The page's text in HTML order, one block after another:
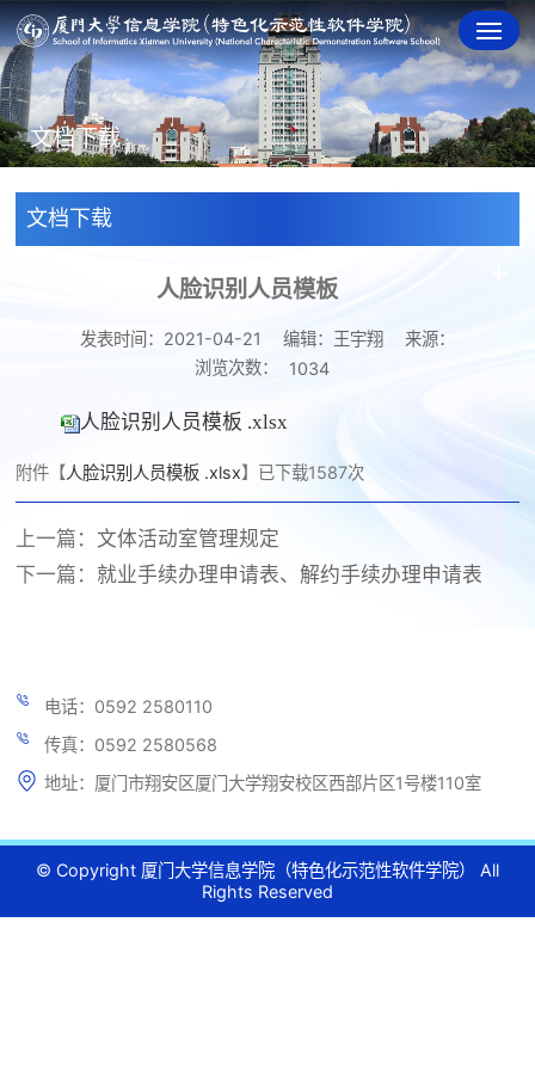
文档下载
文档下载
人脸识别人员模板
发表时间：2021-04-21 编辑：王宇翔
来源：
浏览次数：
1034
人脸识别人员模板 .xlsx
附件【人脸识别人员模板 .xlsx】已下载1587次
上一篇：文体活动室管理规定
下一篇： 就业手续办理申请表、解约手续办理申请表
电话：0592 2580110
传真：0592 2580568
地址：厦门市翔安区厦门大学翔安校区西部片区1号楼110室
© Copyright 厦门大学信息学院（特色化示范性软件学院） All
Rights Reserved